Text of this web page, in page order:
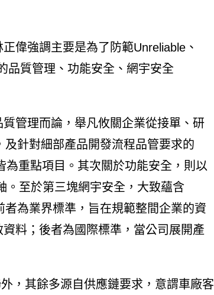
偉強調主要是為了防範Unreliable、
品質管理、功能安全、網宇安全
管理而論，舉凡攸關企業從接單、研
針對細部產品開發流程品管要求的
重點項目。其次關於功能安全，則以
。至於第三塊網宇安全，大致蘊含
為業界標準，旨在規範整間企業的資
料；後者為國際標準，當公司展開產
，其餘多源自供應鏈要求，意謂車廠客